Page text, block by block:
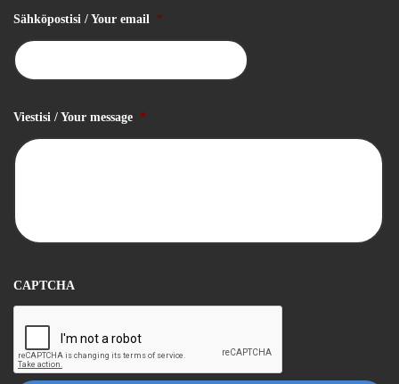
Sähköpostisi / Your email *
Viestisi / Your message *
CAPTCHA